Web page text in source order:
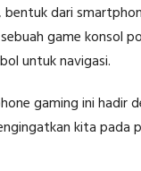
dari
game konsol
untuk navigasi.
gaming ini hadir
kita pada